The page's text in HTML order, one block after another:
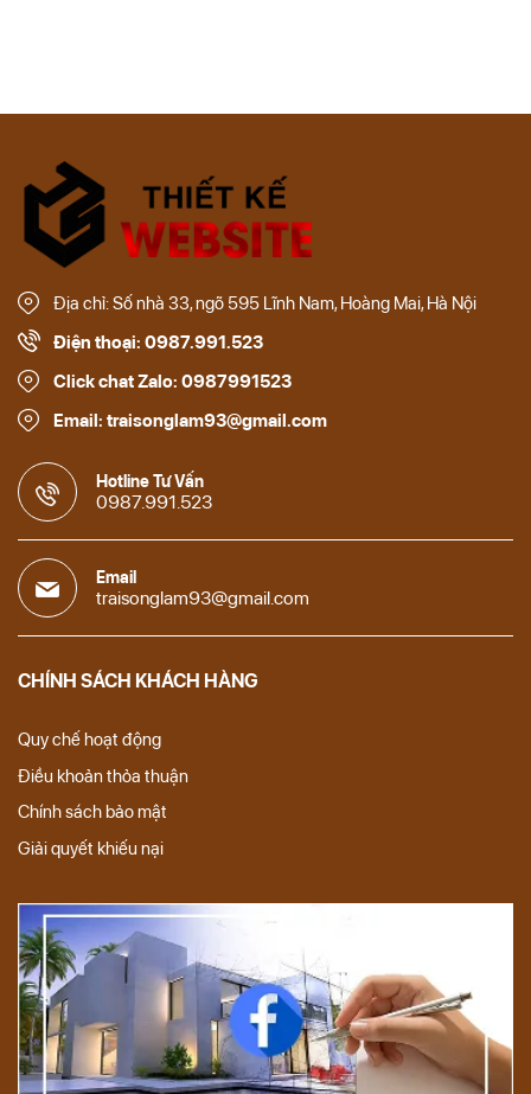
Địa chỉ: Số nhà 33, ngõ 595 Lĩnh Nam, Hoàng Mai, Hà Nội
Điện thoại: 0987.991.523
Click chat Zalo: 0987991523
Email: traisonglam93@gmail.com
Hotline Tư Vấn
0987.991.523
Email
traisonglam93@gmail.com
CHÍNH SÁCH KHÁCH HÀNG
Quy chế hoạt động
Điều khoản thỏa thuận
Chính sách bảo mật
Giải quyết khiếu nại